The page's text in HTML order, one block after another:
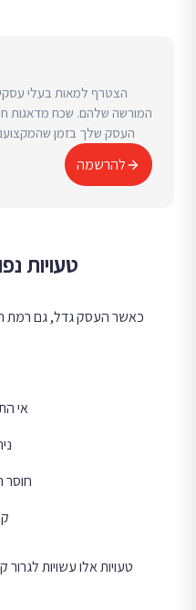
הצטרף למאות בעלי
המורשה שלהם. שכח מדאגות
העסק שלך בזמן
להרשמה
טעויות
כאשר העסק גדל, גם רמת
אי
חוסר
טעויות אלו עשויות